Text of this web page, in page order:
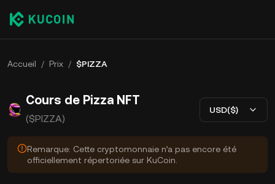
Accueil / Prix / $PIZZA
Cours de Pizza NFT
($PIZZA)
USD($)
Remarque: Cette cryptomonnaie n’a pas encore été
officiellement répertoriée sur KuCoin.